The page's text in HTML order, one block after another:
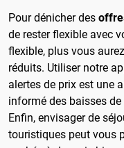
Pour dénicher des
de rester flexible avec
flexible, plus vous
réduits. Utiliser notre
alertes de prix est une
informé des baisses
Enfin, envisager de
touristiques peut vous